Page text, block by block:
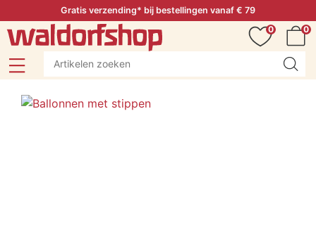
Gratis verzending* bij bestellingen vanaf € 79
0
0